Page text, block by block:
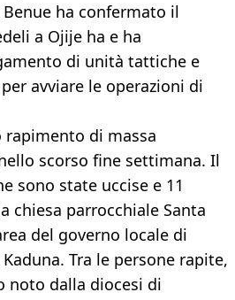
ha confermato il
a Ojije ha e ha
di unità tattiche e
avviare le operazioni di
di massa
scorso fine settimana. Il
sono state uccise e 11
chiesa parrocchiale Santa
del governo locale di
Tra le persone rapite,
noto dalla diocesi di